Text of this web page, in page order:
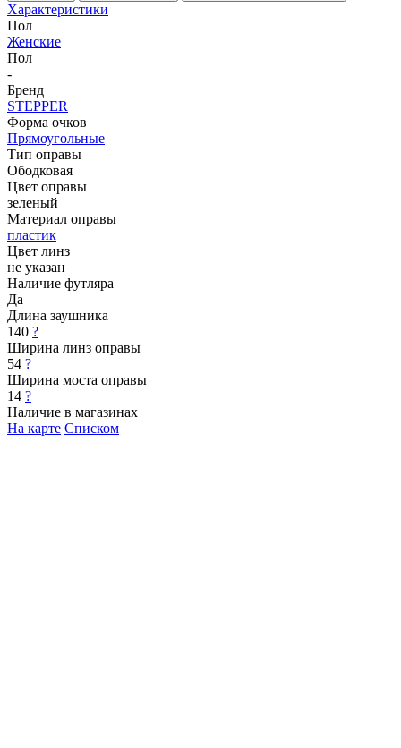
Характеристики
Пол
Женские
Пол
-
Бренд
STEPPER
Форма очков
Прямоугольные
Тип оправы
Ободковая
Цвет оправы
зеленый
Материал оправы
пластик
Цвет линз
не указан
Наличие футляра
Да
Длина заушника
140 ?
Ширина линз оправы
54 ?
Ширина моста оправы
14 ?
Наличие в магазинах
На карте Списком